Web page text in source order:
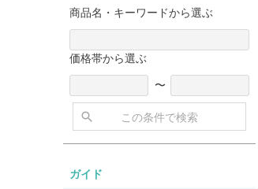
商品名・キーワードから選ぶ
価格帯から選ぶ
〜
この条件で検索
ガイド